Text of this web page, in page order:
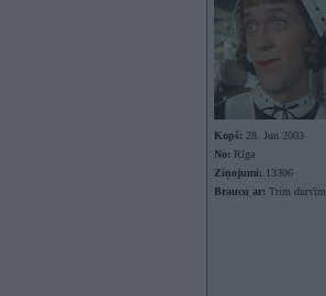
Kopš: 28. Jun 2003
No: Rīga
Ziņojumi: 13306
Braucu ar: Trim durvīm